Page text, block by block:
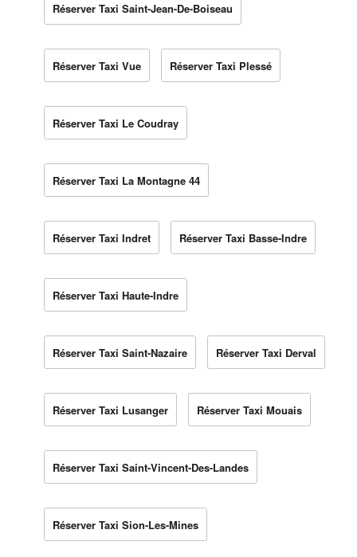
Réserver Taxi Saint-Jean-De-Boiseau
Réserver Taxi Vue Réserver Taxi Plessé
Réserver Taxi Le Coudray
Réserver Taxi La Montagne 44
Réserver Taxi Indret Réserver Taxi Basse-Indre
Réserver Taxi Haute-Indre
Réserver Taxi Saint-Nazaire Réserver Taxi Derval
Réserver Taxi Lusanger Réserver Taxi Mouais
Réserver Taxi Saint-Vincent-Des-Landes
Réserver Taxi Sion-Les-Mines